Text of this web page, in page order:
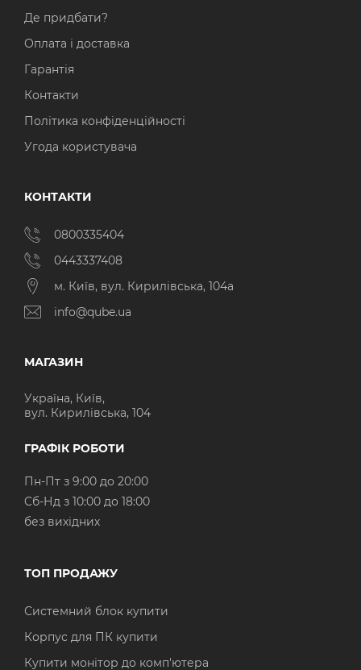
Де придбати?
Оплата і доставка
Гарантія
Контакти
Політика конфіденційності
Угода користувача
КОНТАКТИ
0800335404
0443337408
м. Київ, вул. Кирилівська, 104а
info@qube.ua
МАГАЗИН
Україна, Київ,
вул. Кирилівська, 104
ГРАФІК РОБОТИ
Пн-Пт з 9:00 до 20:00
Cб-Нд з 10:00 до 18:00
без вихідних
ТОП ПРОДАЖУ
Системний блок купити
Корпус для ПК купити
Купити монітор до комп'ютера